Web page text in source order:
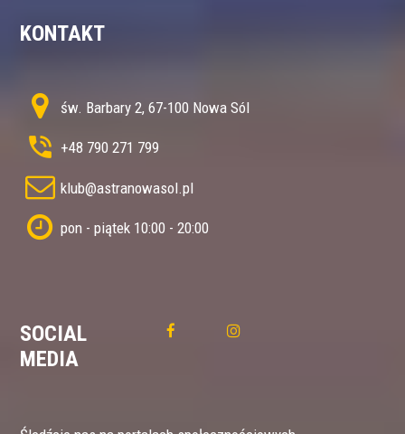
KONTAKT
św. Barbary 2, 67-100 Nowa Sól
+48 790 271 799
klub@astranowasol.pl
pon - piątek 10:00 - 20:00
SOCIAL
MEDIA